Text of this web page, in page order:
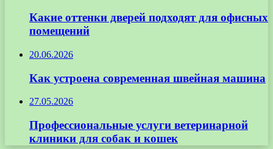
Какие оттенки дверей подходят для офисных
помещений
20.06.2026
Как устроена современная швейная машина
27.05.2026
Профессиональные услуги ветеринарной
клиники для собак и кошек